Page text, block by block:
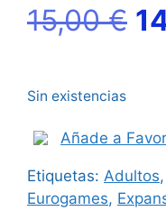
15,00€ El
Sin existencias
Añade a
Etiquetas: Adultos,
Eurogames,